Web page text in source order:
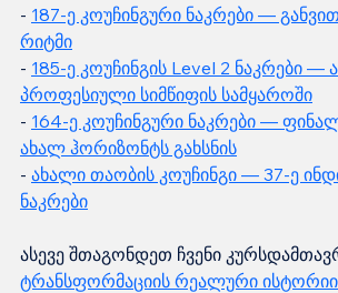
- 187-ე კოუჩინგური ნაკრები —
რიტმი
- 185-ე კოუჩინგის Level 2 ნაკრები —
პროფესიული სიმწიფის სამყაროში
- 164-ე კოუჩინგური ნაკრები —
ახალ ჰორიზონტს გახსნის
- ახალი თაობის კოუჩინგი — 37-ე
ნაკრები
ასევე შთაგონდეთ ჩვენი
ტრანსფორმაციის რეალური